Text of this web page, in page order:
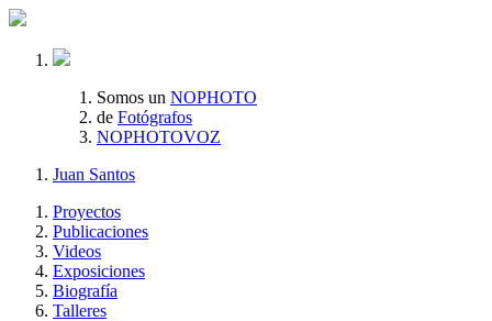
Somos un NOPHOTO
de Fotógrafos
NOPHOTOVOZ
Juan Santos
Proyectos
Publicaciones
Videos
Exposiciones
Biografía
Talleres